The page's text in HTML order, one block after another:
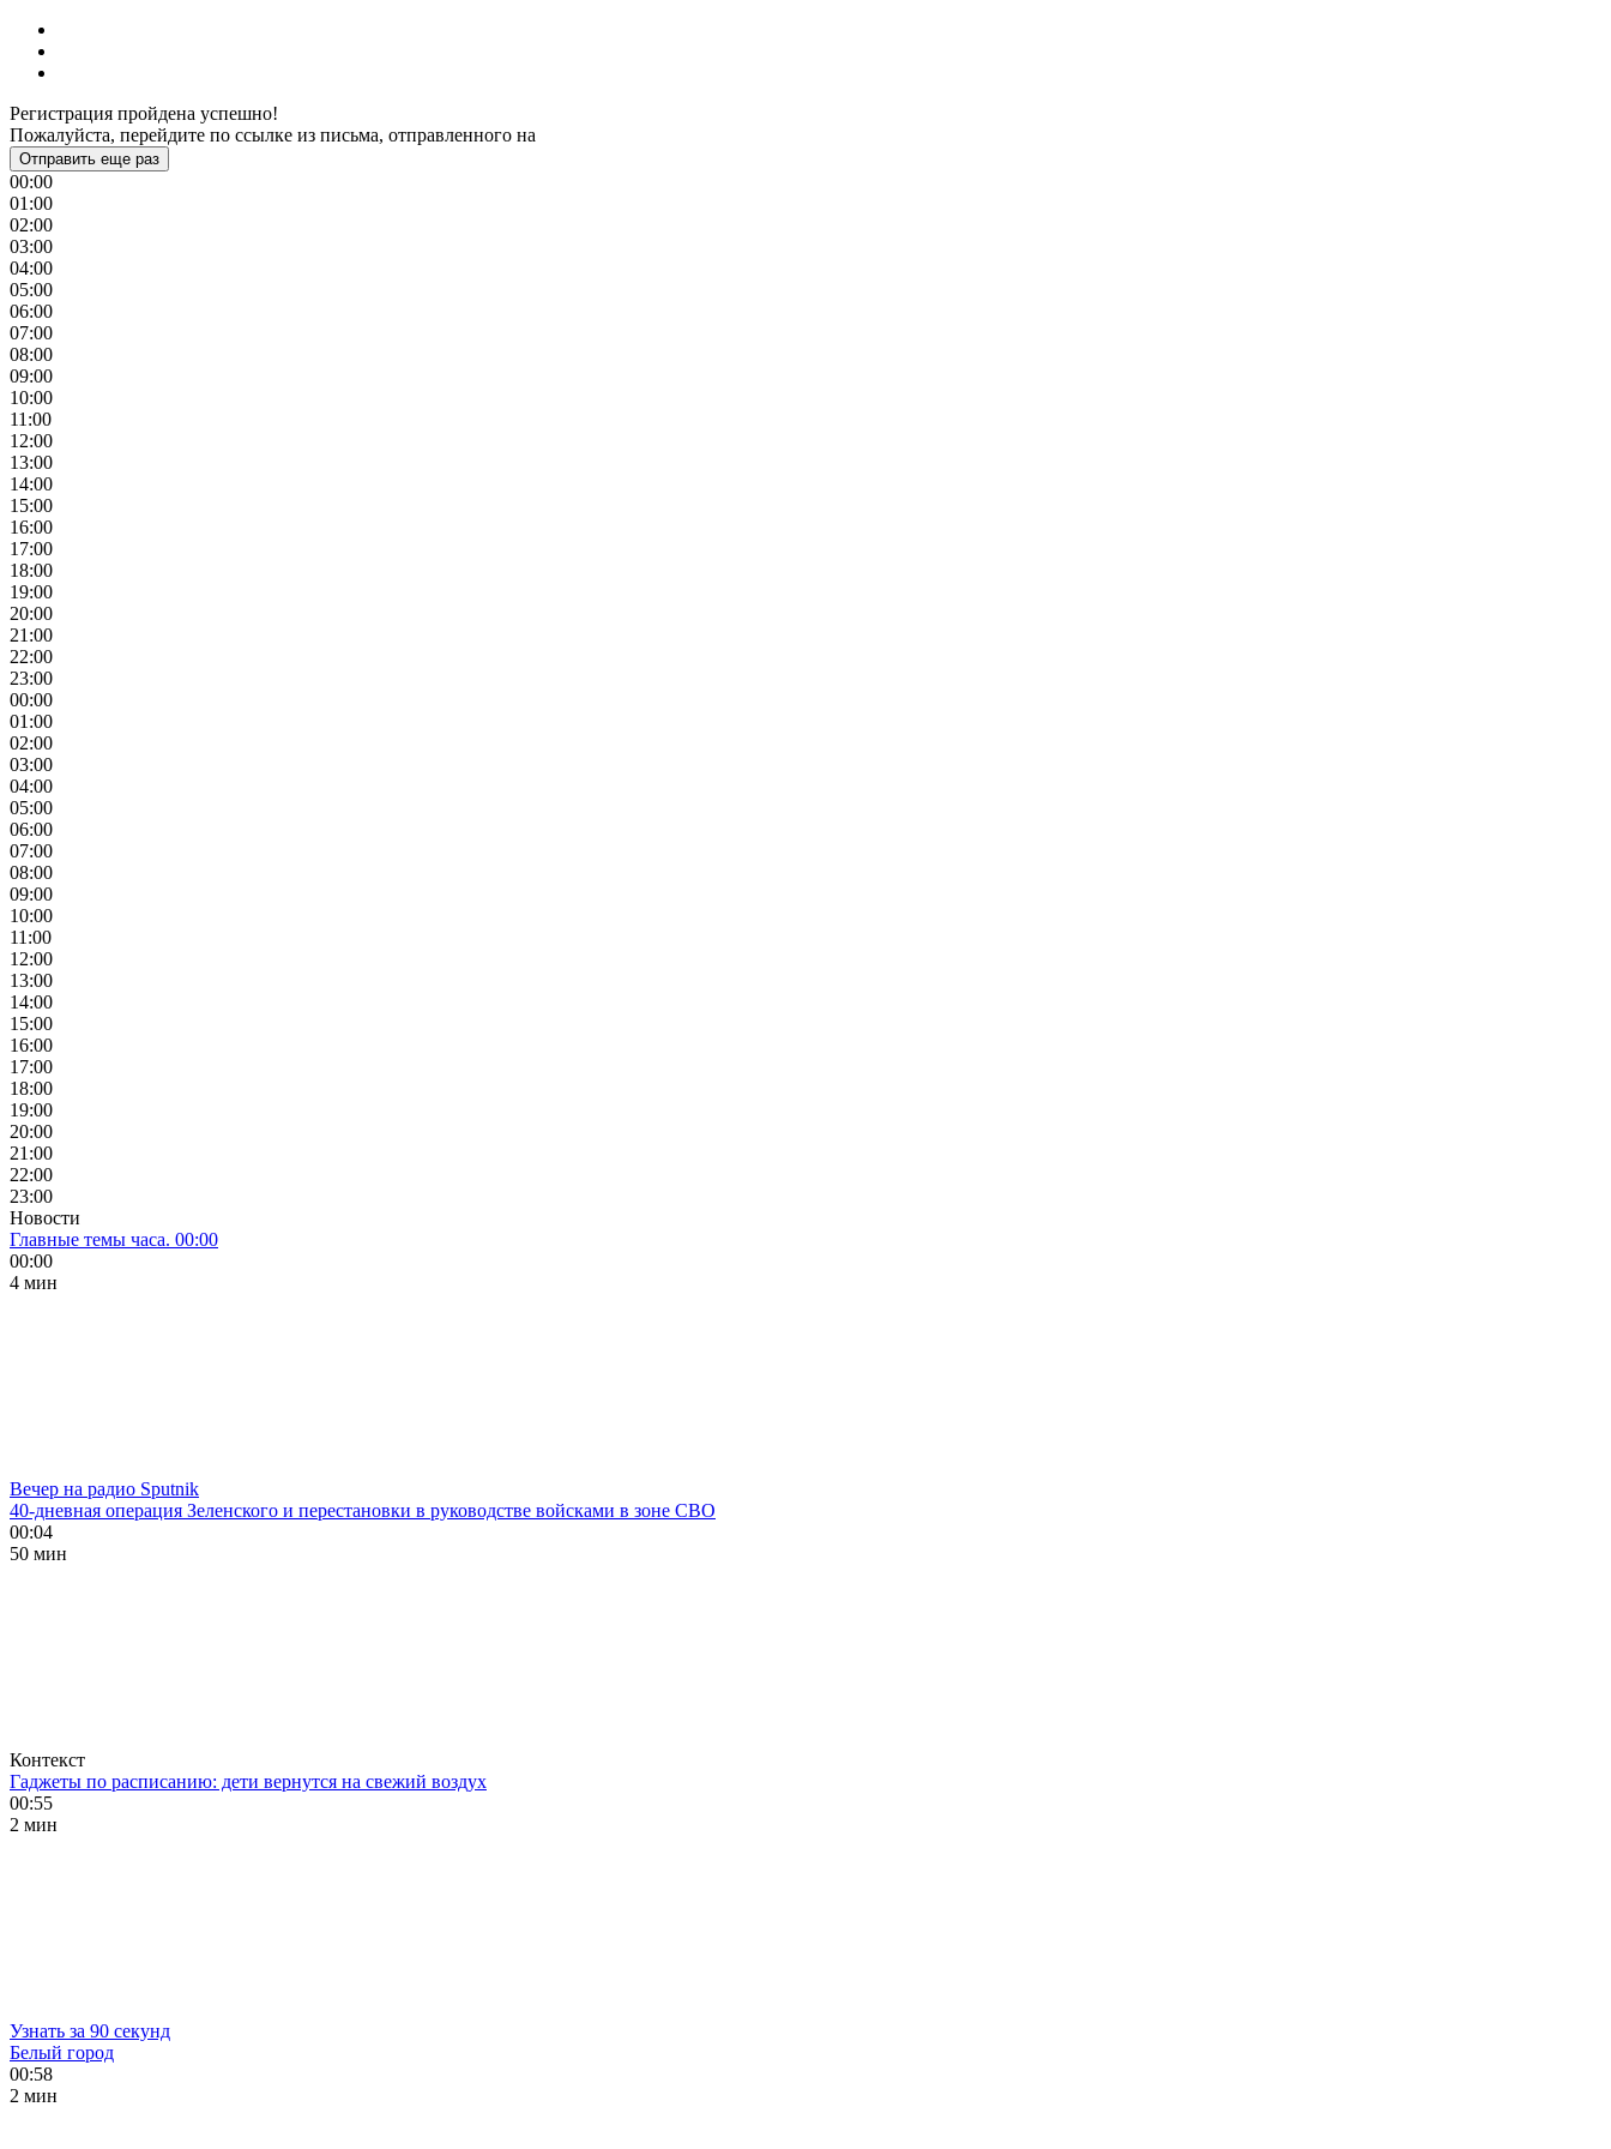
Регистрация пройдена успешно!
Пожалуйста, перейдите по ссылке из письма, отправленного на
Отправить еще раз
00:00
01:00
02:00
03:00
04:00
05:00
06:00
07:00
08:00
09:00
10:00
11:00
12:00
13:00
14:00
15:00
16:00
17:00
18:00
19:00
20:00
21:00
22:00
23:00
00:00
01:00
02:00
03:00
04:00
05:00
06:00
07:00
08:00
09:00
10:00
11:00
12:00
13:00
14:00
15:00
16:00
17:00
18:00
19:00
20:00
21:00
22:00
23:00
Новости
Главные темы часа. 00:00
00:00
4 мин
Вечер на радио Sputnik
40-дневная операция Зеленского и перестановки в руководстве войсками в зоне СВО
00:04
50 мин
Контекст
Гаджеты по расписанию: дети вернутся на свежий воздух
00:55
2 мин
Узнать за 90 секунд
Белый город
00:58
2 мин